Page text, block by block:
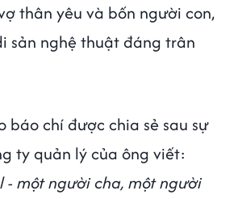
thân yêu và bốn người con,
sản nghệ thuật đáng trân
báo chí được chia sẻ sau sự
ty quản lý của ông viết:
- một người cha, một người